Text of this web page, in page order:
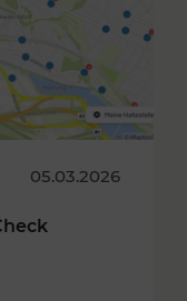
05.03.2026